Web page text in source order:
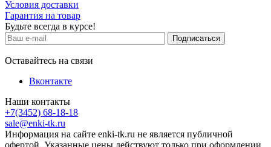
Условия доставки
Гарантия на товар
Будьте всегда в курсе!
Оставайтесь на связи
Вконтакте
Наши контакты
+7(3452) 68-18-18
sale@enki-tk.ru
Информация на сайте enki-tk.ru не является публичной
офертой. Указанные цены действуют только при оформлении